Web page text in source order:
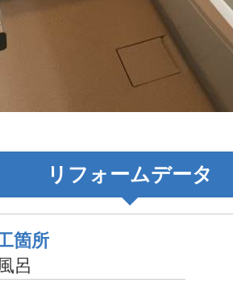
リフォームデータ
箇所
呂